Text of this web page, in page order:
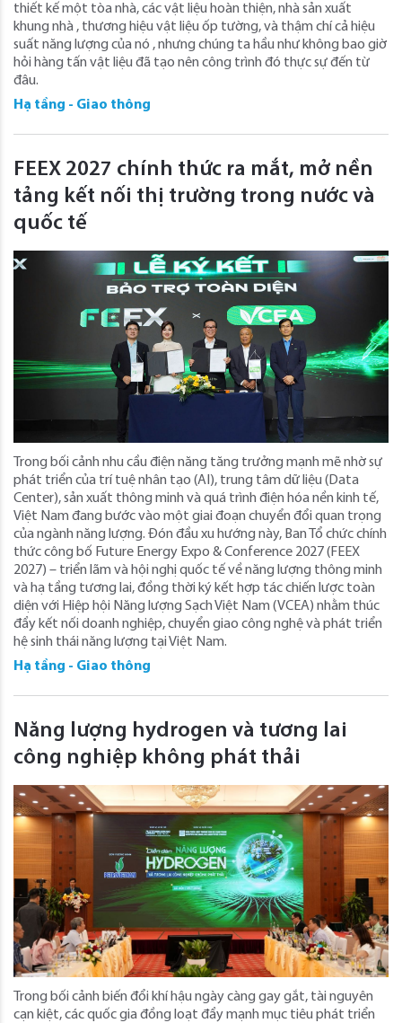
thiết kế một tòa nhà, các vật liệu hoàn thiện, nhà sản xuất
khung nhà , thương hiệu vật liệu ốp tường, và thậm chí cả hiệu
suất năng lượng của nó , nhưng chúng ta hầu như không bao giờ
hỏi hàng tấn vật liệu đã tạo nên công trình đó thực sự đến từ
đâu.
Hạ tầng - Giao thông
FEEX 2027 chính thức ra mắt, mở nền
tảng kết nối thị trường trong nước và
quốc tế
Trong bối cảnh nhu cầu điện năng tăng trưởng mạnh mẽ nhờ sự
phát triển của trí tuệ nhân tạo (AI), trung tâm dữ liệu (Data
Center), sản xuất thông minh và quá trình điện hóa nền kinh tế,
Việt Nam đang bước vào một giai đoạn chuyển đổi quan trọng
của ngành năng lượng. Đón đầu xu hướng này, Ban Tổ chức chính
thức công bố Future Energy Expo & Conference 2027 (FEEX
2027) – triển lãm và hội nghị quốc tế về năng lượng thông minh
và hạ tầng tương lai, đồng thời ký kết hợp tác chiến lược toàn
diện với Hiệp hội Năng lượng Sạch Việt Nam (VCEA) nhằm thúc
đẩy kết nối doanh nghiệp, chuyển giao công nghệ và phát triển
hệ sinh thái năng lượng tại Việt Nam.
Hạ tầng - Giao thông
Năng lượng hydrogen và tương lai
công nghiệp không phát thải
Trong bối cảnh biến đổi khí hậu ngày càng gay gắt, tài nguyên
cạn kiệt, các quốc gia đồng loạt đẩy mạnh mục tiêu phát triển